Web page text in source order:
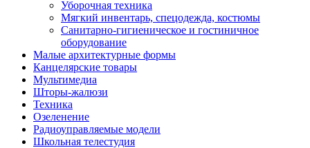
Уборочная техника
Мягкий инвентарь, спецодежда, костюмы
Санитарно-гигиеническое и гостиничное
оборудование
Малые архитектурные формы
Канцелярские товары
Мультимедиа
Шторы-жалюзи
Техника
Озеленение
Радиоуправляемые модели
Школьная телестудия